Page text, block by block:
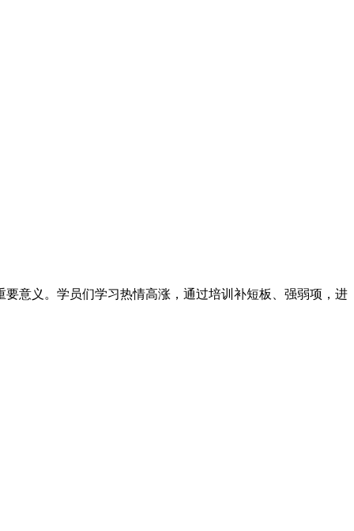
意义。学员们学习热情高涨，通过培训补短板、强弱项，进